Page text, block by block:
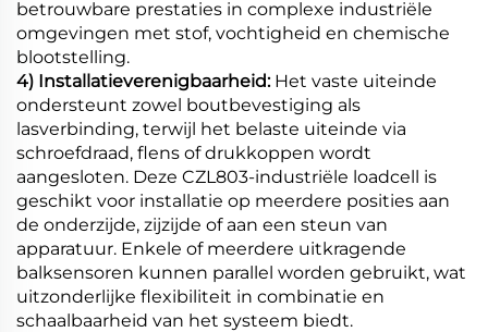
betrouwbare prestaties in complexe industriële
omgevingen met stof, vochtigheid en chemische
blootstelling.
4) Installatieverenigbaarheid: Het vaste uiteinde
ondersteunt zowel boutbevestiging als
lasverbinding, terwijl het belaste uiteinde via
schroefdraad, flens of drukkoppen wordt
aangesloten. Deze CZL803-industriële loadcell is
geschikt voor installatie op meerdere posities aan
de onderzijde, zijzijde of aan een steun van
apparatuur. Enkele of meerdere uitkragende
balksensoren kunnen parallel worden gebruikt, wat
uitzonderlijke flexibiliteit in combinatie en
schaalbaarheid van het systeem biedt.